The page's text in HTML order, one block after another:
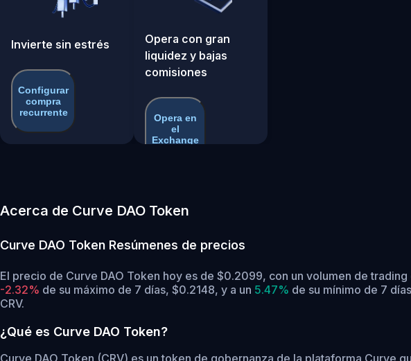
Invierte sin estrés
Configurar
compra
recurrente
Opera con gran
liquidez y bajas
comisiones
Opera en
el
Exchange
Acerca de Curve DAO Token
Curve DAO Token Resúmenes de precios
El precio de Curve DAO Token hoy es de $0.2099, con un volumen de
-2.32% de su máximo de 7 días, $0.2148, y a un 5.47% de su mínimo de 7
CRV.
¿Qué es Curve DAO Token?
Curve DAO Token (CRV) es un token de gobernanza de la plataforma